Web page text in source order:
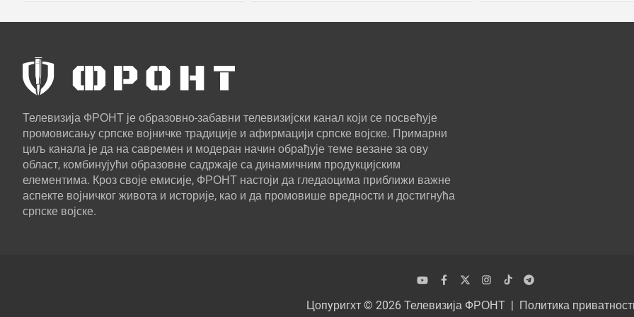
Телевизија ФРОНТ је образовно-забавни телевизијски канал који се посвећује
промовисању српске војничке традиције и афирмацији српске војске. Примарни
циљ канала је да на савремен и модеран начин обрађује теме везане за ову
област, комбинујући образовне садржаје са динамичним продукцијским
елементима. Кроз своје емисије, ФРОНТ настоји да гледаоцима приближи важне
аспекте војничког живота и историје, као и да промовише вредности и достигнућа
српске војске.
Цопyригхт © 2026 Телевизија ФРОНТ Политика